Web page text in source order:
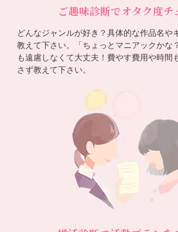
ご趣味診断でオタク度チ
どんなジャンルが好き？具体的な作品名や
教えて下さい。「ちょっとマニアックかな
も遠慮しなくて大丈夫！費やす費用や時間
さず教えて下さい。